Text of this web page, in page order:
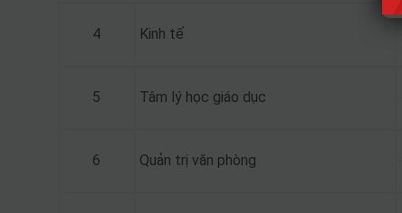
4 Kinh tế
5 Tâm lý học giáo dục
6 Quản trị văn phòng